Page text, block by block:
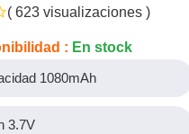
( 623 visualizaciones )
: En stock
1080mAh
3.7V